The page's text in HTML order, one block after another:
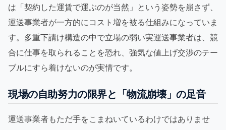
は「契約した運賃で運ぶのが当然」という姿勢を崩さず、
運送事業者が一方的にコスト増を被る仕組みになっていま
す。多重下請け構造の中で立場の弱い実運送事業者は、競
合に仕事を取られることを恐れ、強気な値上げ交渉のテー
ブルにすら着けないのが実情です。
現場の自助努力の限界と「物流崩壊」の足音
運送事業者もただ手をこまねいているわけではありませ